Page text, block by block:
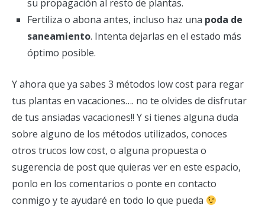
su propagación al resto de plantas.
Fertiliza o abona antes, incluso haz una poda de
saneamiento. Intenta dejarlas en el estado más
óptimo posible.
Y ahora que ya sabes 3 métodos low cost para regar
tus plantas en vacaciones…. no te olvides de disfrutar
de tus ansiadas vacaciones!! Y si tienes alguna duda
sobre alguno de los métodos utilizados, conoces
otros trucos low cost, o alguna propuesta o
sugerencia de post que quieras ver en este espacio,
ponlo en los comentarios o ponte en contacto
conmigo y te ayudaré en todo lo que pueda